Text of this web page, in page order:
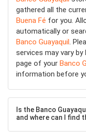
gathered all the
Buena Fé for you.
automatically or
Banco Guayaquil.
services may vary
page of your Banco
information before
Is the Banco
and where can I find